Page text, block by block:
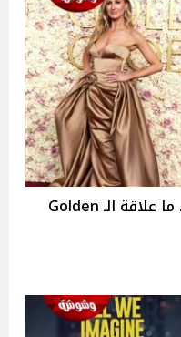
سر شعور نيكي جلاسر بالرعب.. ما علاقة الـ Golden